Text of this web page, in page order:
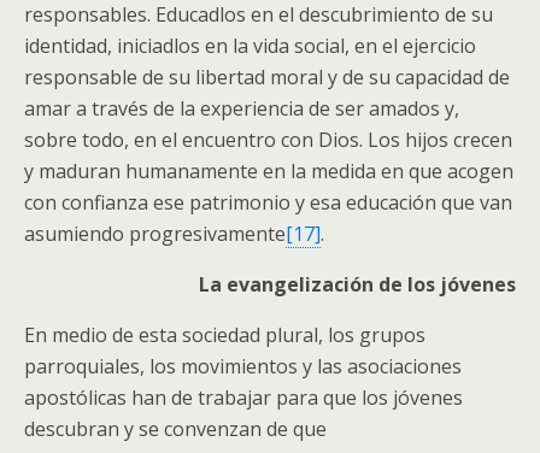
responsables. Educadlos en el descubrimiento de su
identidad, iniciadlos en la vida social, en el ejercicio
responsable de su libertad moral y de su capacidad de
amar a través de la experiencia de ser amados y,
sobre todo, en el encuentro con Dios. Los hijos crecen
y maduran humanamente en la medida en que acogen
con confianza ese patrimonio y esa educación que van
asumiendo progresivamente[17].
La evangelización de los jóvenes
En medio de esta sociedad plural, los grupos
parroquiales, los movimientos y las asociaciones
apostólicas han de trabajar para que los jóvenes
descubran y se convenzan de que